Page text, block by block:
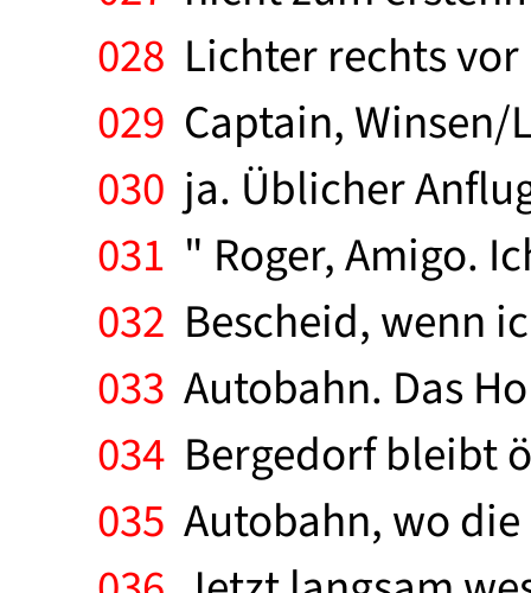
028 Lichter rechts
029 Captain, Winsen/
030 ja. Üblicher
031 " Roger, Amigo.
032 Bescheid, wenn
033 Autobahn. Das
034 Bergedorf bleibt
035 Autobahn, wo